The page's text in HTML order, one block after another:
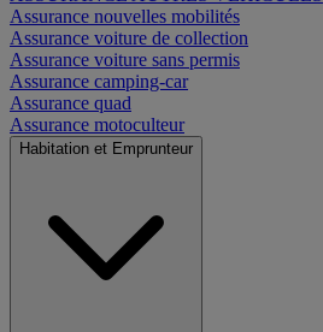
Assurance nouvelles mobilités
Assurance voiture de collection
Assurance voiture sans permis
Assurance camping-car
Assurance quad
Assurance motoculteur
Habitation et Emprunteur